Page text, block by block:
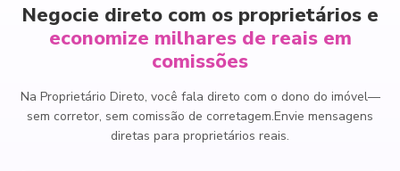
Negocie direto com os proprietários e
economize milhares de reais em
comissões
Na Proprietário Direto, você fala direto com o dono do imóvel—
sem corretor, sem comissão de corretagem.Envie mensagens
diretas para proprietários reais.